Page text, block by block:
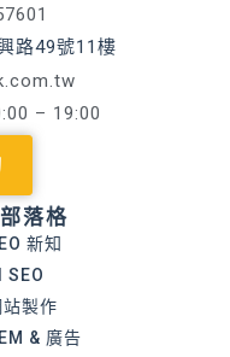
路49號11樓
– 19:00
部落格
新知
SEO
站製作
& 廣告